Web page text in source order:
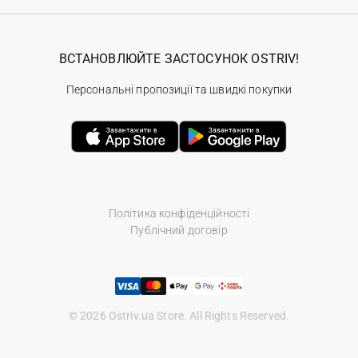
Політика конфіденційності
Публічний договір
© 2026 Ostriv.ua Store. All Rights Reserved.
ВСТАНОВЛЮЙТЕ ЗАСТОСУНОК OSTRIV!
Персональні пропозиції та швидкі покупки